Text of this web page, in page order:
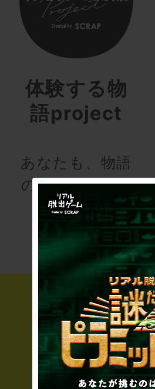
体験する物
語project
あなたも、物語
の登場人物にな
りませんか